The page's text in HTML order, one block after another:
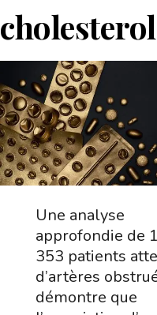
cholesterol
Une analyse
approfondie de
353 patients
d’artères
démontre que